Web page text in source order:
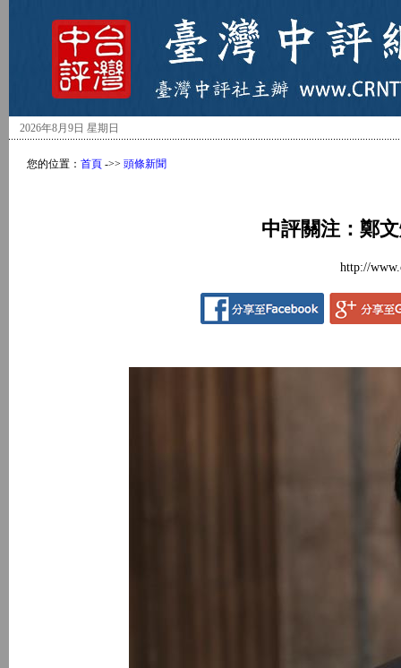
2026年8月9日 星期日
您的位置： 首頁 ->> 頭條新聞
中評關注：鄭
http://